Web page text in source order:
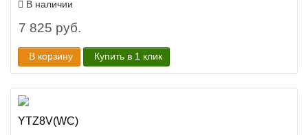
В наличии
7 825 руб.
В корзину Купить в 1 клик
YTZ8V(WC)